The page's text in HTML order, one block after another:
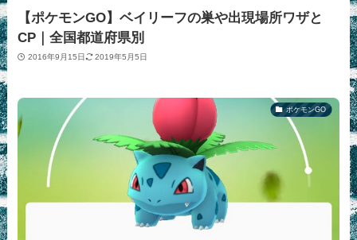
【ポケモンGO】ベイリーフの巣や出現場所ワザと
CP｜全国都道府県別
2016年9月15日 2019年5月5日
ポケモンGO